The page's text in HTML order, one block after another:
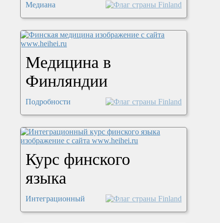
Медиана
Медицина в
Финляндии
Подробности
Курс финского
языка
Интеграционный